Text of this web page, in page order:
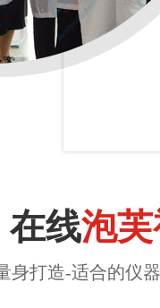
在线泡
打造-适合的仪器计